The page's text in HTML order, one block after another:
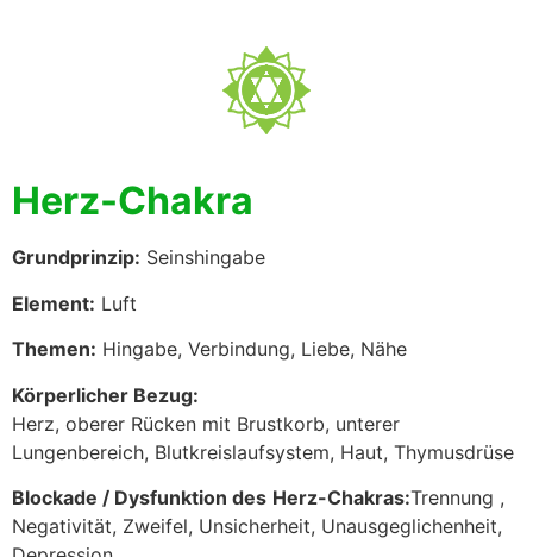
Herz-Chakra
Grundprinzip: Seinshingabe
Element: Luft
Themen: Hingabe, Verbindung, Liebe, Nähe
Körperlicher Bezug:
Herz, oberer Rücken mit Brustkorb, unterer
Lungenbereich, Blutkreislaufsystem, Haut, Thymusdrüse
Blockade / Dysfunktion des Herz-Chakras:Trennung ,
Negativität, Zweifel, Unsicherheit, Unausgeglichenheit,